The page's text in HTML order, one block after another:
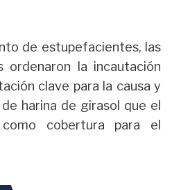
de estupefacientes, las
ordenaron la incautación
clave para la causa y
harina de girasol que el
cobertura para el